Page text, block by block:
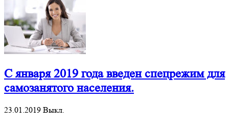
С января 2019 года введен спецрежим для
самозанятого населения.
23.01.2019 Выкл.